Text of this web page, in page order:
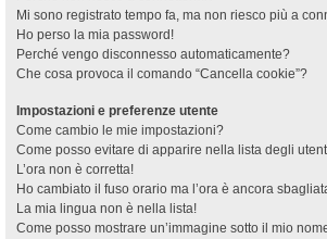
Mi sono registrato tempo fa, ma non riesco più a
Ho perso la mia password!
Perché vengo disconnesso automaticamente?
Che cosa provoca il comando “Cancella cookie”?
Impostazioni e preferenze utente
Come cambio le mie impostazioni?
Come posso evitare di apparire nella lista degli
L’ora non è corretta!
Ho cambiato il fuso orario ma l’ora è ancora
La mia lingua non è nella lista!
Come posso mostrare un’immagine sotto il mio